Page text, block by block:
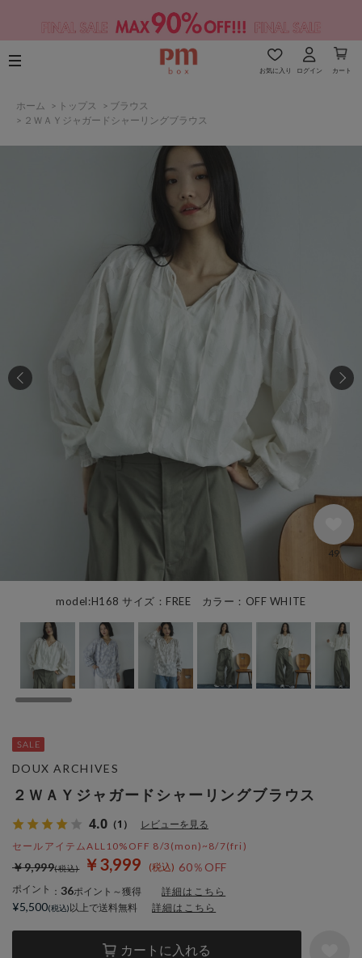
お気に入り ログイン カート
ホーム > トップス > ブラウス
> ２ＷＡＹジャガードシャーリングブラウス
model:H168 サイズ：FREE カラー：OFF WHITE
49
２ＷＡＹジャガードシャーリングブラウス
4.0 （1） レビューを見る
セールアイテムALL10%OFF 8/3(mon)~8/7(fri)
￥3,999 60％OFF
￥9,999
ポイント ： 36ポイント～獲得 詳細はこちら
カートに入れる
DOUX ARCHIVES
¥5,500 以上で送料無料 詳細はこちら